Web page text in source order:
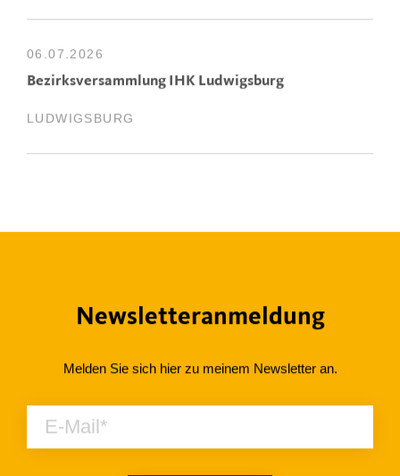
06.07.2026
Bezirksversammlung IHK Ludwigsburg
LUDWIGSBURG
Newsletteranmeldung
Melden Sie sich hier zu meinem Newsletter an.